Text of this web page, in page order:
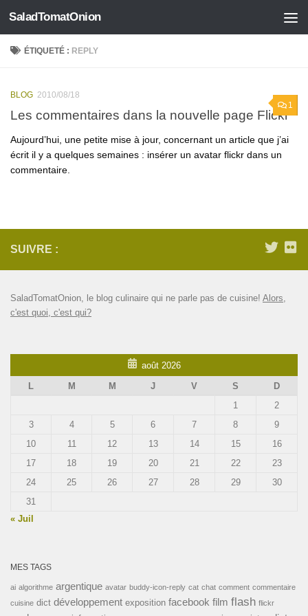
Skip to content
SaladTomatOnion
ÉTIQUETÉ : REPLY
1
BLOG 2010/08/18
Les commentaires dans la nouvelle page Flickr
Aujourd’hui, une petite mise à jour, concernant un article que j’ai
écrit il y a quelques semaines : insérer un avatar flickr dans un
commentaire.
SUIVRE :
SaladTomatOnion, le blog culinaire qui ne parle pas de cuisine! Alors,
c'est quoi, c'est qui?
août 2026
L
M M J V S
D
1
2
3
4 5 6 7 8
9
10
11 12 13 14 15
16
17
18 19 20 21 22
23
24
25 26 27 28 29
30
31
« Juil
MES TAGS
ai algorithme argentique avatar buddy-icon-reply cat chat comment commentaire
cuisine dict développement exposition facebook film flash flickr